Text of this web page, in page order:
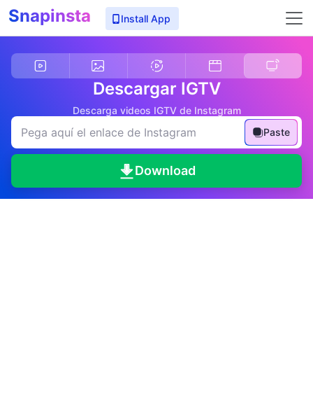
Snapinsta Install App
Descargar IGTV
Descarga videos IGTV de Instagram
Paste
Download